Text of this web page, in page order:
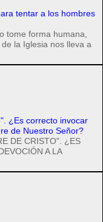
tentar a los hombres
tome forma humana,
la Iglesia nos lleva a
¿Es correcto invocar
de Nuestro Señor?
DE CRISTO". ¿ES
A LA